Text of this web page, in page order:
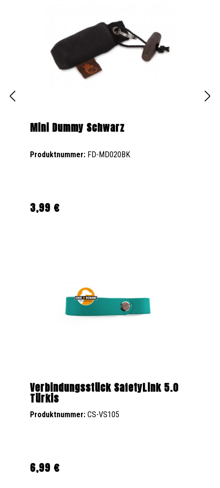
Mini Dummy Schwarz
Produktnummer: FD-MD020BK
Regulärer Preis:
3,99 €
Verbindungsstück SafetyLink 5.0
Türkis
Produktnummer: CS-VS105
Regulärer Preis:
6,99 €